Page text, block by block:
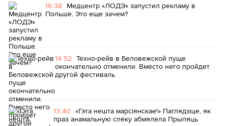
16:38 Медцентр «ЛОДЭ» запустил рекламу в
Польше. Это еще зачем?
14:52 Техно-рейв в Беловежской пуще
окончательно отменили. Вместо него пройдет
другой фестиваль
13:40 «Гэта нешта марсіянскае!» Паглядзіце, як
праз анамальную спёку абмялела Прыпяць